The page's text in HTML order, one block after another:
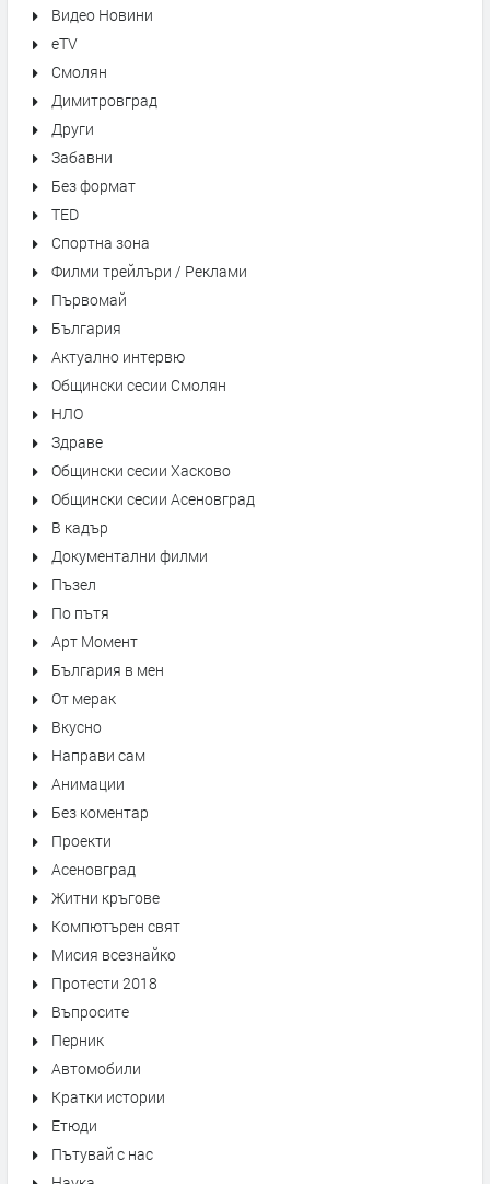
Видео Новини
eTV
Смолян
Димитровград
Други
Забавни
Без формат
TED
Спортна зона
Филми трейлъри / Реклами
Първомай
България
Актуално интервю
Общински сесии Смолян
НЛО
Здраве
Общински сесии Хасково
Общински сесии Асеновград
В кадър
Документални филми
Пъзел
По пътя
Арт Момент
България в мен
От мерак
Вкусно
Направи сам
Анимации
Без коментар
Проекти
Асеновград
Житни кръгове
Компютърен свят
Мисия всезнайко
Протести 2018
Въпросите
Перник
Автомобили
Кратки истории
Етюди
Пътувай с нас